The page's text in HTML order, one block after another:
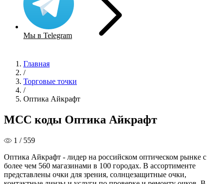
Мы в Telegram
Главная
/
Торговые точки
/
Оптика Айкрафт
MCC коды Оптика Айкрафт
1 / 559
Оптика Айкрафт - лидер на российском оптическом рынке с
более чем 560 магазинами в 100 городах. В ассортименте
представлены очки для зрения, солнцезащитные очки,